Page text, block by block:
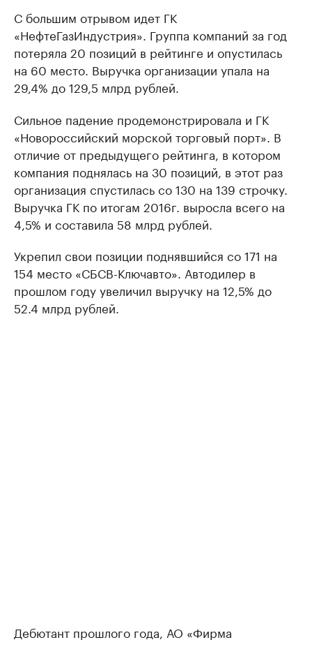
С большим отрывом идет ГК
«НефтеГазИндустрия». Группа компаний за год
потеряла 20 позиций в рейтинге и опустилась
на 60 место. Выручка организации упала на
29,4% до 129,5 млрд рублей.
Сильное падение продемонстрировала и ГК
«Новороссийский морской торговый порт». В
отличие от предыдущего рейтинга, в котором
компания поднялась на 30 позиций, в этот раз
организация спустилась со 130 на 139 строчку.
Выручка ГК по итогам 2016г. выросла всего на
4,5% и составила 58 млрд рублей.
Укрепил свои позиции поднявшийся со 171 на
154 место «СБСВ-Ключавто». Автодилер в
прошлом году увеличил выручку на 12,5% до
52.4 млрд рублей.
Дебютант прошлого года, АО «Фирма